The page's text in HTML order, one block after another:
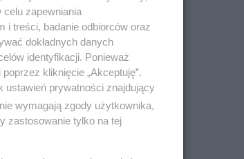
celu zapewniania
i treści, badanie odbiorców oraz
dokładnych danych
identyfikacji. Ponieważ
kliknięcie „Akceptuję”.
ustawień prywatności znajdujący
wymagają zgody użytkownika,
zastosowanie tylko na tej